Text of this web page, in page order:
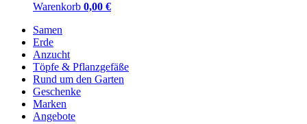
Warenkorb 0,00 €
Samen
Erde
Anzucht
Töpfe & Pflanzgefäße
Rund um den Garten
Geschenke
Marken
Angebote